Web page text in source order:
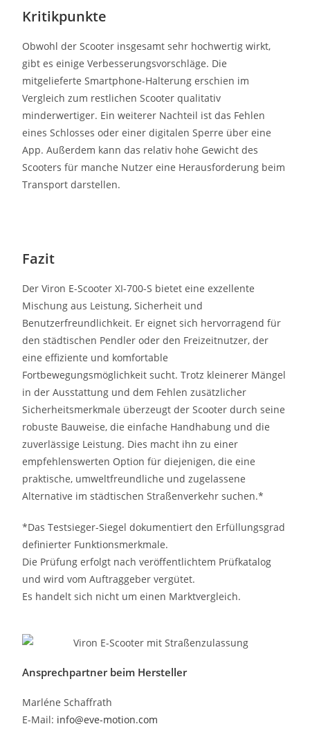
Kritikpunkte
Obwohl der Scooter insgesamt sehr hochwertig wirkt,
gibt es einige Verbesserungsvorschläge. Die
mitgelieferte Smartphone-Halterung erschien im
Vergleich zum restlichen Scooter qualitativ
minderwertiger. Ein weiterer Nachteil ist das Fehlen
eines Schlosses oder einer digitalen Sperre über eine
App. Außerdem kann das relativ hohe Gewicht des
Scooters für manche Nutzer eine Herausforderung beim
Transport darstellen.
Fazit
Der Viron E-Scooter XI-700-S bietet eine exzellente
Mischung aus Leistung, Sicherheit und
Benutzerfreundlichkeit. Er eignet sich hervorragend für
den städtischen Pendler oder den Freizeitnutzer, der
eine effiziente und komfortable
Fortbewegungsmöglichkeit sucht. Trotz kleinerer Mängel
in der Ausstattung und dem Fehlen zusätzlicher
Sicherheitsmerkmale überzeugt der Scooter durch seine
robuste Bauweise, die einfache Handhabung und die
zuverlässige Leistung. Dies macht ihn zu einer
empfehlenswerten Option für diejenigen, die eine
praktische, umweltfreundliche und zugelassene
Alternative im städtischen Straßenverkehr suchen.*
*Das Testsieger-Siegel dokumentiert den Erfüllungsgrad
definierter Funktionsmerkmale.
Die Prüfung erfolgt nach veröffentlichtem Prüfkatalog
und wird vom Auftraggeber vergütet.
Es handelt sich nicht um einen Marktvergleich.
Ansprechpartner beim Hersteller
Marléne Schaffrath
E-Mail: info@eve-motion.com